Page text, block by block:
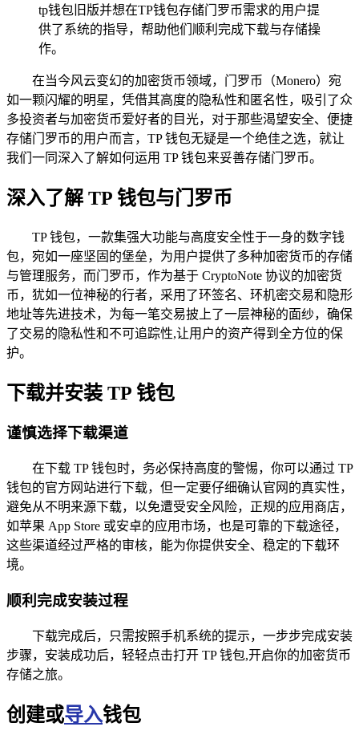
tp钱包旧版并想在TP钱包存储门罗币需求的用户提
供了系统的指导，帮助他们顺利完成下载与存储操
作。
在当今风云变幻的加密货币领域，门罗币（Monero）宛
如一颗闪耀的明星，凭借其高度的隐私性和匿名性，吸引了众
多投资者与加密货币爱好者的目光，对于那些渴望安全、便捷
存储门罗币的用户而言，TP 钱包无疑是一个绝佳之选，就让
我们一同深入了解如何运用 TP 钱包来妥善存储门罗币。
深入了解 TP 钱包与门罗币
TP 钱包，一款集强大功能与高度安全性于一身的数字钱
包，宛如一座坚固的堡垒，为用户提供了多种加密货币的存储
与管理服务，而门罗币，作为基于 CryptoNote 协议的加密货
币，犹如一位神秘的行者，采用了环签名、环机密交易和隐形
地址等先进技术，为每一笔交易披上了一层神秘的面纱，确保
了交易的隐私性和不可追踪性,让用户的资产得到全方位的保
护。
下载并安装 TP 钱包
谨慎选择下载渠道
在下载 TP 钱包时，务必保持高度的警惕，你可以通过 TP
钱包的官方网站进行下载，但一定要仔细确认官网的真实性，
避免从不明来源下载，以免遭受安全风险，正规的应用商店，
如苹果 App Store 或安卓的应用市场，也是可靠的下载途径，
这些渠道经过严格的审核，能为你提供安全、稳定的下载环
境。
顺利完成安装过程
下载完成后，只需按照手机系统的提示，一步步完成安装
步骤，安装成功后，轻轻点击打开 TP 钱包,开启你的加密货币
存储之旅。
创建或导入钱包